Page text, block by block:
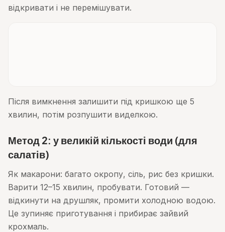
відкривати і не перемішувати.
Після вимкнення залишити під кришкою ще 5
хвилин, потім розпушити виделкою.
Метод 2: у великій кількості води (для
салатів)
Як макарони: багато окропу, сіль, рис без кришки.
Варити 12–15 хвилин, пробувати. Готовий —
відкинути на друшляк, промити холодною водою.
Це зупиняє приготування і прибирає зайвий
крохмаль.